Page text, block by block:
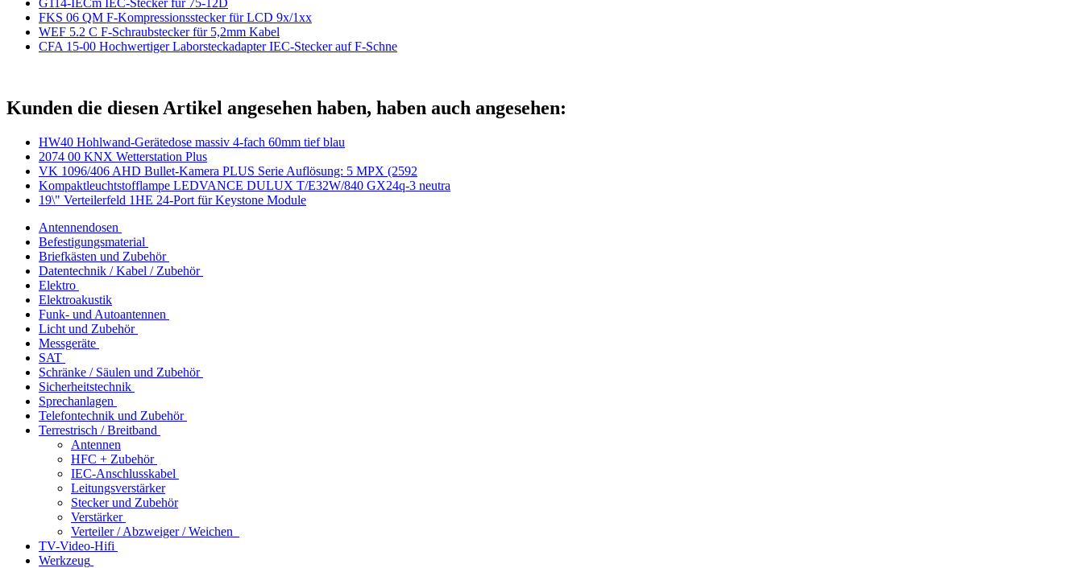
G114-IECm IEC-Stecker für 75-12D
FKS 06 QM F-Kompressionsstecker für LCD 9x/1xx
WEF 5.2 C F-Schraubstecker für 5,2mm Kabel
CFA 15-00 Hochwertiger Laborsteckadapter IEC-Stecker auf F-Schne
Kunden die diesen Artikel angesehen haben, haben auch angesehen:
HW40 Hohlwand-Gerätedose massiv 4-fach 60mm tief blau
2074 00 KNX Wetterstation Plus
VK 1096/406 AHD Bullet-Kamera PLUS Serie Auflösung: 5 MPX (2592
Kompaktleuchtstofflampe LEDVANCE DULUX T/E32W/840 GX24q-3 neutra
19\" Verteilerfeld 1HE 24-Port für Keystone Module
Antennendosen
Befestigungsmaterial
Briefkästen und Zubehör
Datentechnik / Kabel / Zubehör
Elektro
Elektroakustik
Funk- und Autoantennen
Licht und Zubehör
Messgeräte
SAT
Schränke / Säulen und Zubehör
Sicherheitstechnik
Sprechanlagen
Telefontechnik und Zubehör
Terrestrisch / Breitband
Antennen
HFC + Zubehör
IEC-Anschlusskabel
Leitungsverstärker
Stecker und Zubehör
Verstärker
Verteiler / Abzweiger / Weichen
TV-Video-Hifi
Werkzeug